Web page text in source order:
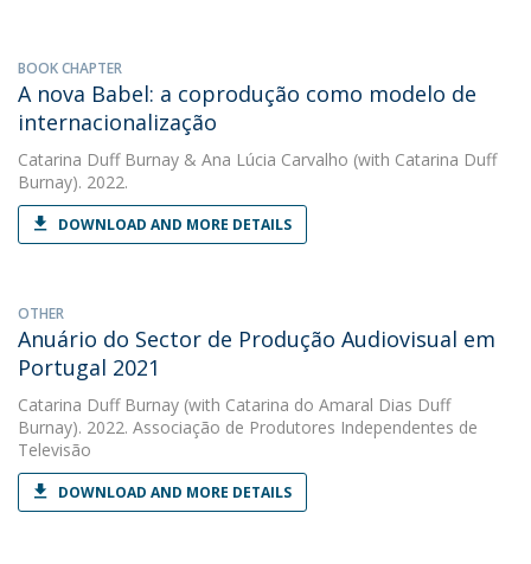
BOOK CHAPTER
A nova Babel: a coprodução como modelo de
internacionalização
Catarina Duff Burnay & Ana Lúcia Carvalho (with Catarina Duff
Burnay). 2022.
DOWNLOAD AND MORE DETAILS
OTHER
Anuário do Sector de Produção Audiovisual em
Portugal 2021
Catarina Duff Burnay (with Catarina do Amaral Dias Duff
Burnay). 2022. Associação de Produtores Independentes de
Televisão
DOWNLOAD AND MORE DETAILS